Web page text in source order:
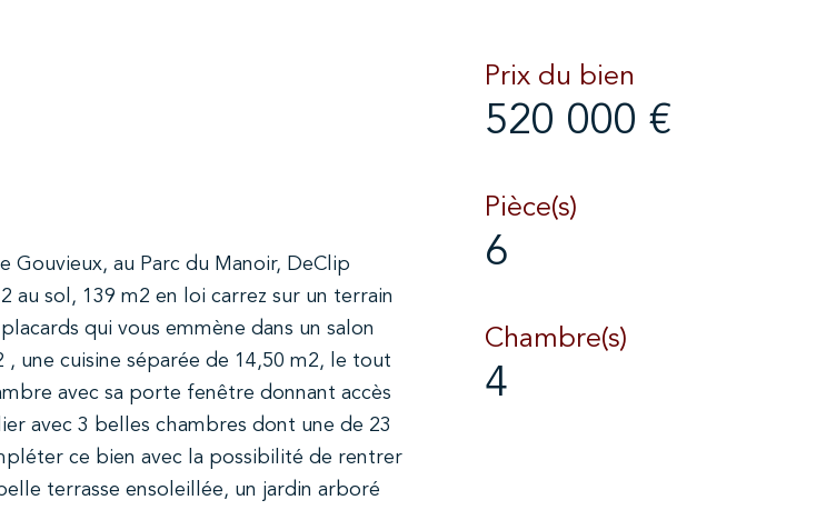
au Parc du Manoir, DeClip
au sol, 139 m2 en loi carrez sur un terrain
qui vous emmène dans un salon
une cuisine séparée de 14,50 m2, le tout
avec sa porte fenêtre donnant accès
avec 3 belles chambres dont une de 23
ce bien avec la possibilité de rentrer
terrasse ensoleillée, un jardin arboré
Prix du bien
520 000 €
Pièce(s)
6
Chambre(s)
4